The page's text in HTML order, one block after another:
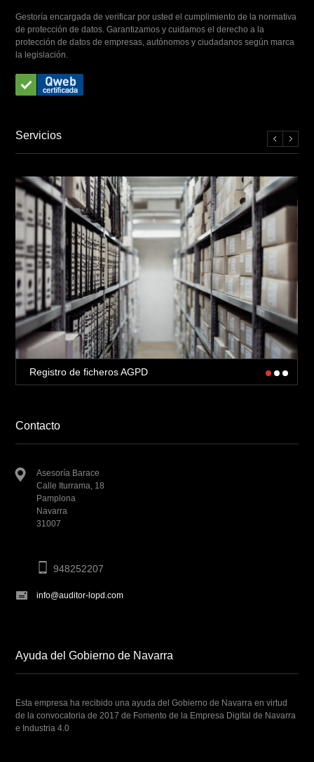
Gestoría encargada de verificar por usted el cumplimiento de la normativa
de protección de datos. Garantizamos y cuidamos el derecho a la
protección de datos de empresas, autónomos y ciudadanos según marca
la legislación.
Servicios
Registro de ficheros AGPD
Contacto
Asesoría Barace
Calle Iturrama, 18
Pamplona
Navarra
31007
948252207
info@auditor-lopd.com
Ayuda del Gobierno de Navarra
Esta empresa ha recibido una ayuda del Gobierno de Navarra en virtud
de la convocatoria de 2017 de Fomento de la Empresa Digital de Navarra
e Industria 4.0